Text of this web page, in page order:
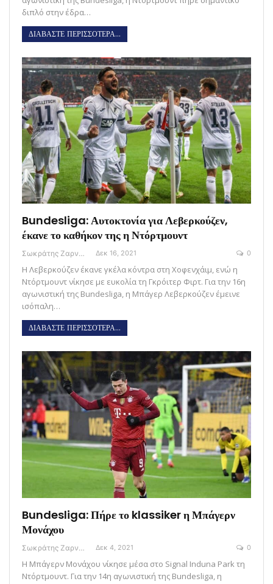
διπλό στην έδρα…
ΔΙΑΒΑΣΤΕ ΠΕΡΙΣΣΟΤΕΡΑ...
Bundesliga: Αυτοκτονία για Λεβερκούζεν,
έκανε το καθήκον της η Ντόρτμουντ
Σωκράτης Ζαρναβέλης Δεκ 16, 2021 0
Η Λεβερκούζεν έκανε γκέλα κόντρα στη Χοφενχάιμ, ενώ η
Ντόρτμουντ νίκησε με ευκολία τη Γκρόιτερ Φιρτ. Για την 16η
αγωνιστική της Bundesliga, η Μπάγερ Λεβερκούζεν έμεινε
ισόπαλη…
ΔΙΑΒΑΣΤΕ ΠΕΡΙΣΣΟΤΕΡΑ...
Bundesliga: Πήρε το klassiker η Μπάγερν
Μονάχου
Σωκράτης Ζαρναβέλης Δεκ 4, 2021 0
Η Μπάγερν Μονάχου νίκησε μέσα στο Signal Induna Park τη
Ντόρτμουντ. Για την 14η αγωνιστική της Bundesliga, η